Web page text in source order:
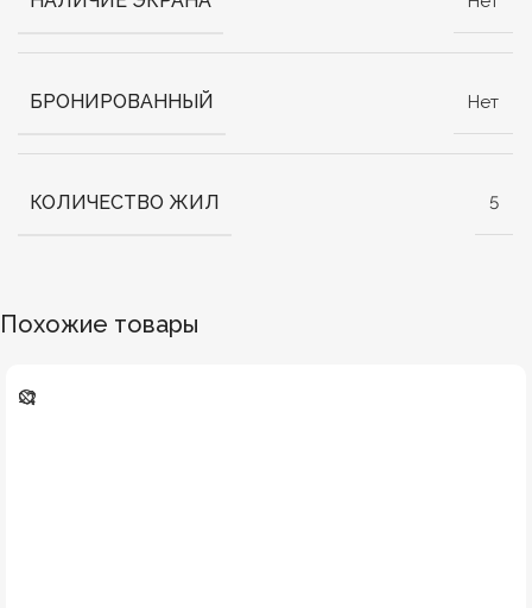
БРОНИРОВАННЫЙ Нет
КОЛИЧЕСТВО ЖИЛ 5
Похожие товары